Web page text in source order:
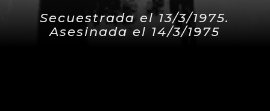
Secuestrada el 13/3/1975.
Asesinada el 14/3/1975